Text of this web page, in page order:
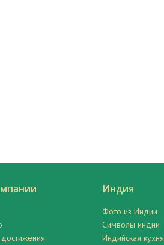
Индия
Фото из Индии
Символы индии
Индийская кухня